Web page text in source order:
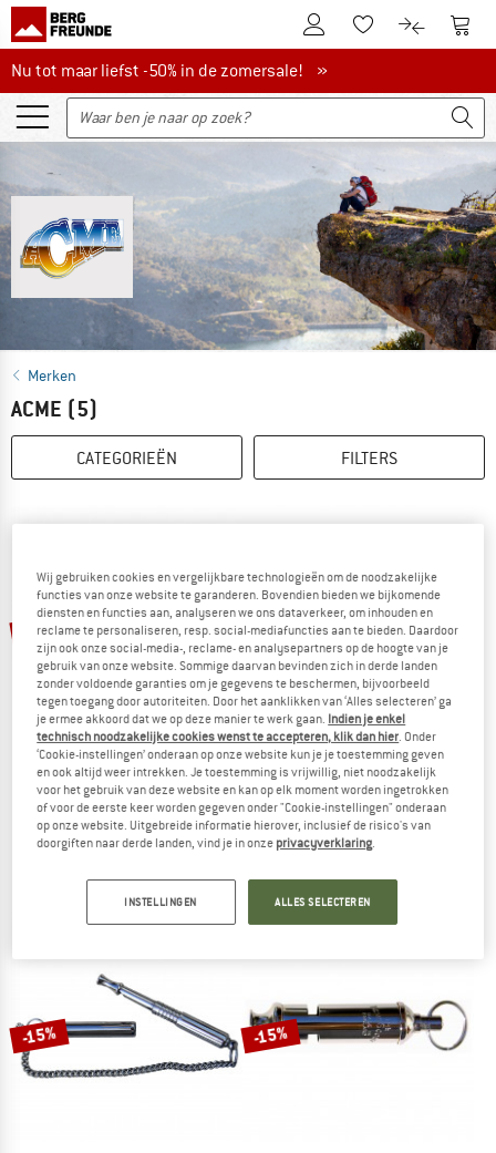
De klantenaccount
Naar deNaar de
Nu tot maar liefst -50% in de zomersale!
Nu tot maar liefst -50% in de zomersale! »
Merken
ACME (5)
CATEGORIEËN FILTERS
-15%
ACME
Hondenfluitje 210.5
-15%
ACME
Clicker No. 470
Hondenspullen
-15% -15%
Wij gebruiken cookies en vergelijkbare technologieën om de noodzakelijke
functies van onze website te garanderen. Bovendien bieden we bijkomende
diensten en functies aan, analyseren we ons dataverkeer, om inhouden en
reclame te personaliseren, resp. social-mediafuncties aan te bieden. Daardoor
zijn ook onze social-media-, reclame- en analysepartners op de hoogte van je
gebruik van onze website. Sommige daarvan bevinden zich in derde landen
zonder voldoende garanties om je gegevens te beschermen, bijvoorbeeld
tegen toegang door autoriteiten. Door het aanklikken van ‘Alles selecteren’ ga
je ermee akkoord dat we op deze manier te werk gaan. Indien je enkel
technisch noodzakelijke cookies wenst te accepteren, klik dan hier . Onder
‘Cookie-instellingen’ onderaan op onze website kun je je toestemming geven
en ook altijd weer intrekken. Je toestemming is vrijwillig, niet noodzakelijk
voor het gebruik van deze website en kan op elk moment worden ingetrokken
of voor de eerste keer worden gegeven onder "Cookie-instellingen" onderaan
op onze website. Uitgebreide informatie hierover, inclusief de risico's van
doorgiften naar derde landen, vind je in onze privacyverklaring
INSTELLINGEN ALLES SELECTEREN